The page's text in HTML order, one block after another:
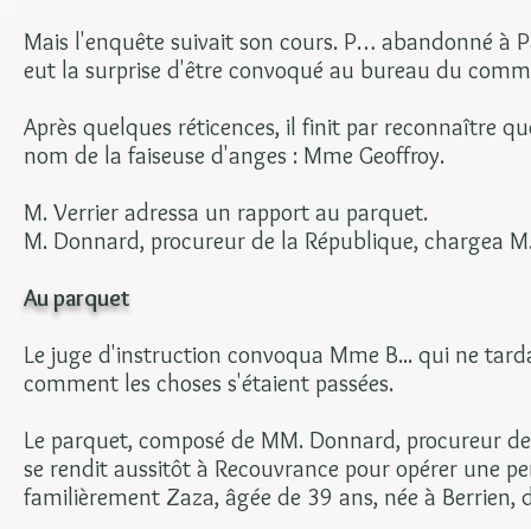
Mais l'enquête suivait son cours. P… abandonné à
eut la surprise d'être convoqué au bureau du
Après quelques réticences, il finit par reconnaître
nom de la faiseuse d'anges : Mme Geoffroy.
M. Verrier adressa un rapport au parquet.
M. Donnard, procureur de la République, chargea
Au parquet
Le juge d'instruction convoqua Mme B... qui ne
comment les choses s'étaient passées.
Le parquet, composé de MM. Donnard, procureur
se rendit aussitôt à Recouvrance pour opérer une
familièrement Zaza, âgée de 39 ans, née à Berrien,